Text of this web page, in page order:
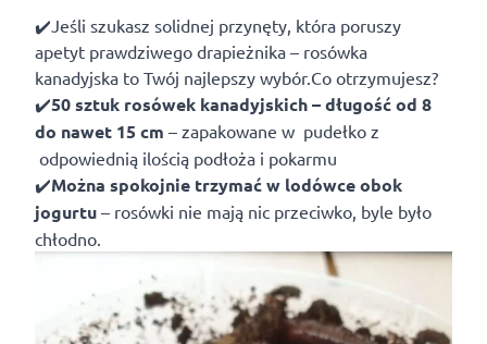
✔️Jeśli szukasz solidnej przynęty, która poruszy
apetyt prawdziwego drapieżnika – rosówka
kanadyjska to Twój najlepszy wybór.Co otrzymujesz?
✔️50 sztuk rosówek kanadyjskich – długość od 8
do nawet 15 cm – zapakowane w pudełko z
odpowiednią ilością podłoża i pokarmu
✔️Można spokojnie trzymać w lodówce obok
jogurtu – rosówki nie mają nic przeciwko, byle było
chłodno.